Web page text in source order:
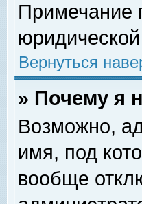
Примечание
Вернуться
» Почему я
Возможно,
имя, под
вообще